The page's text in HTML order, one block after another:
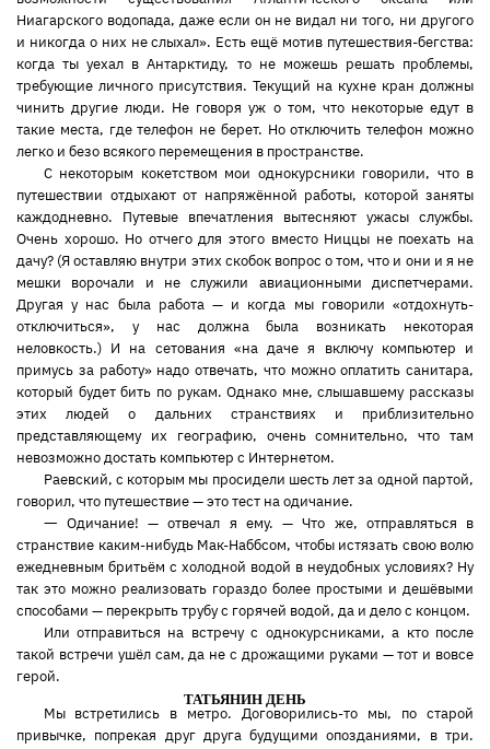
Ниагарского водопада, даже если он не видал ни того, ни другого
и никогда о них не слыхал». Есть ещё мотив путешествия-бегства:
когда ты уехал в Антарктиду, то не можешь решать проблемы,
требующие личного присутствия. Текущий на кухне кран должны
чинить другие люди. Не говоря уж о том, что некоторые едут в
такие места, где телефон не берет. Но отключить телефон можно
легко и безо всякого перемещения в пространстве.
С некоторым кокетством мои однокурсники говорили, что в
путешествии отдыхают от напряжённой работы, которой заняты
каждодневно. Путевые впечатления вытесняют ужасы службы.
Очень хорошо. Но отчего для этого вместо Ниццы не поехать на
дачу? (Я оставляю внутри этих скобок вопрос о том, что и они и я не
мешки ворочали и не служили авиационными диспетчерами.
Другая у нас была работа — и когда мы говорили «отдохнуть-
отключиться», у нас должна была возникать некоторая
неловкость.) И на сетования «на даче я включу компьютер и
примусь за работу» надо отвечать, что можно оплатить санитара,
который будет бить по рукам. Однако мне, слышавшему рассказы
этих людей о дальних странствиях и приблизительно
представляющему их географию, очень сомнительно, что там
невозможно достать компьютер с Интернетом.
Раевский, с которым мы просидели шесть лет за одной партой,
говорил, что путешествие — это тест на одичание.
— Одичание! — отвечал я ему. — Что же, отправляться в
странствие каким-нибудь Мак-Наббсом, чтобы истязать свою волю
ежедневным бритьём с холодной водой в неудобных условиях? Ну
так это можно реализовать гораздо более простыми и дешёвыми
способами — перекрыть трубу с горячей водой, да и дело с концом.
Или отправиться на встречу с однокурсниками, а кто после
такой встречи ушёл сам, да не с дрожащими руками — тот и вовсе
герой.
ТАТЬЯНИН ДЕНЬ
Мы встретились в метро. Договорились-то мы, по старой
привычке, попрекая друг друга будущими опозданиями, в три.